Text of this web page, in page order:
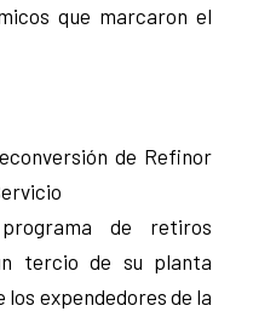
que marcaron el
de Refinor
de retiros
tercio de su planta
expendedores de la